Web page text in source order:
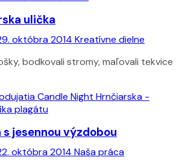
októbra 2014 Kreatívne dielne
ulička
bodkovali stromy, maľovali tekvice
októbra 2014 Naša práca
jesennou výzdobou